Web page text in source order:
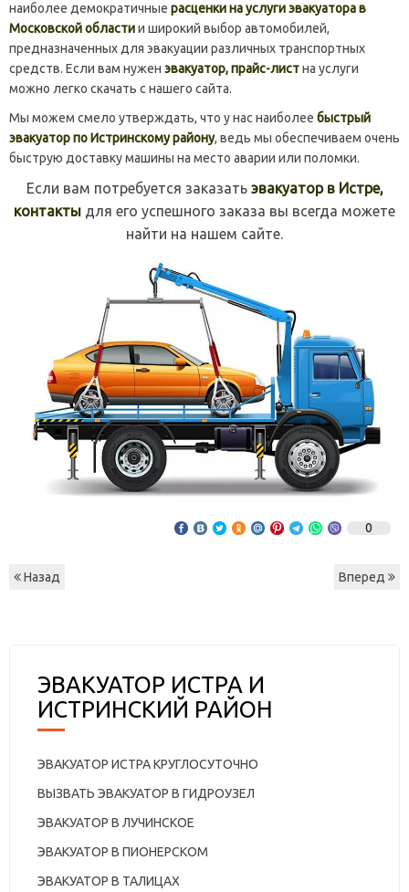
наиболее демократичные расценки на услуги эвакуатора в
Московской областии широкий выбор автомобилей,
предназначенных для эвакуации различных транспортных
средств. Если вам нужен эвакуатор, прайс-листна услуги
можно легко скачать с нашего сайта.
Мы можем смело утверждать, что у нас наиболее быстрый
эвакуатор по Истринскому району, ведь мы обеспечиваем очень
быструю доставку машины на место аварии или поломки.
Если вам потребуется заказать эвакуатор в Истре,
контакты для его успешного заказа вы всегда можете
найти на нашем сайте.
0
Назад Вперед
ЭВАКУАТОР ИСТРА И
ИСТРИНСКИЙ РАЙОН
ЭВАКУАТОР ИСТРА КРУГЛОСУТОЧНО
ВЫЗВАТЬ ЭВАКУАТОР В ГИДРОУЗЕЛ
ЭВАКУАТОР В ЛУЧИНСКОЕ
ЭВАКУАТОР В ПИОНЕРСКОМ
ЭВАКУАТОР В ТАЛИЦАХ